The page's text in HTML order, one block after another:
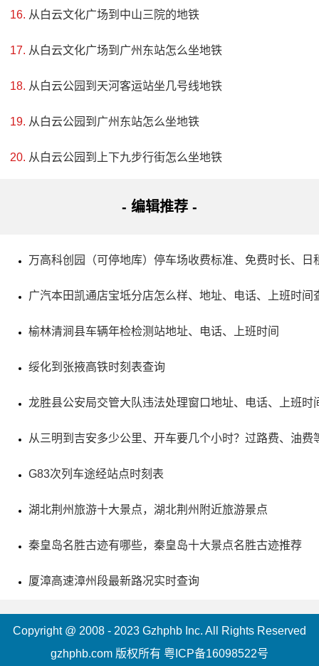
了“创新、协调、绿色、开放、共享、品牌”的发展理念，推进
“蓝天工程”、“碧水工程”攻坚战。近年来已成为重要景区，是
5、阎庄圣寿寺塔
评级：AAAA & 全国重点文物保护单位
地址：河南省商丘市睢县后台乡056县道
圣寿寺塔位于河南省商丘市睢县后台乡阎庄村西北200
米，为宋代建筑物。该塔高22米，底座周长28.4米，六角形
位。据传说，塔顶有一面镜子，能显现人们的善恶之念。这
成为游客必去之地。总字数：66
从白云文化广场到中山三院的地铁
从白云文化广场到广州东站怎么坐地铁
从白云公园到天河客运站坐几号线地铁
从白云公园到广州东站怎么坐地铁
从白云公园到上下九步行街怎么坐地铁
- 编辑推荐 -
万高科创园（可停地库）停车场收费标准、免费时长、日
广汽本田凯通店宝坻分店怎么样、地址、电话、上班时间
榆林清涧县车辆年检检测站地址、电话、上班时间
绥化到张掖高铁时刻表查询
龙胜县公安局交管大队违法处理窗口地址、电话、上班时
从三明到吉安多少公里、开车要几个小时？过路费、油费
G83次列车途经站点时刻表
湖北荆州旅游十大景点，湖北荆州附近旅游景点
秦皇岛名胜古迹有哪些，秦皇岛十大景点名胜古迹推荐
厦漳高速漳州段最新路况实时查询
Copyright @ 2008 - 2023 Gzhphb Inc. All Rights Reserved
gzhphb.com 版权所有 粤ICP备16098522号